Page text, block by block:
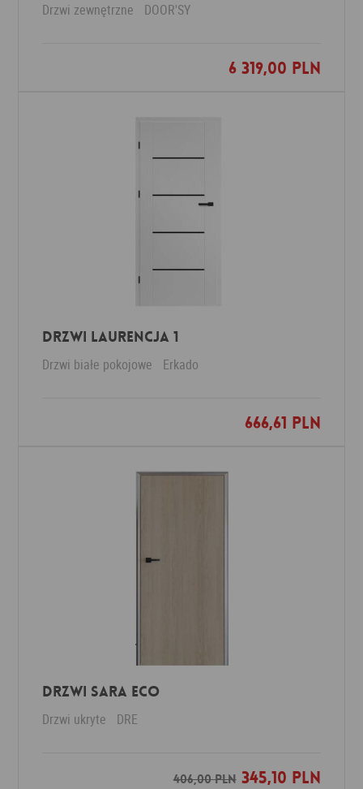
Drzwi zewnętrzne DOOR'SY
6 319,00 PLN
Dodaj do ulubionych
Drzwi Laurencja 1
Drzwi białe pokojowe Erkado
666,61 PLN
Dodaj do ulubionych
DRZWI SARA ECO
Drzwi ukryte DRE
406,00 PLN345,10 PLN
Dodaj do ulubionych